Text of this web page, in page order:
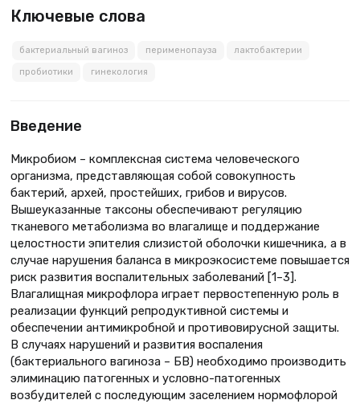
Ключевые слова
бактериальный вагиноз перименопауза лактобактерии
пробиотики гинекология
Введение
Микробиом – комплексная система человеческого
организма, представляющая собой совокупность
бактерий, архей, простейших, грибов и вирусов.
Вышеуказанные таксоны обеспечивают регуляцию
тканевого метаболизма во влагалище и поддержание
целостности эпителия слизистой оболочки кишечника, а в
случае нарушения баланса в микроэкосистеме повышается
риск развития воспалительных заболеваний [1–3].
Влагалищная микрофлора играет первостепенную роль в
реализации функций репродуктивной системы и
обеспечении антимикробной и противовирусной защиты.
В случаях нарушений и развития воспаления
(бактериального вагиноза – БВ) необходимо производить
элиминацию патогенных и условно-патогенных
возбудителей с последующим заселением нормофлорой